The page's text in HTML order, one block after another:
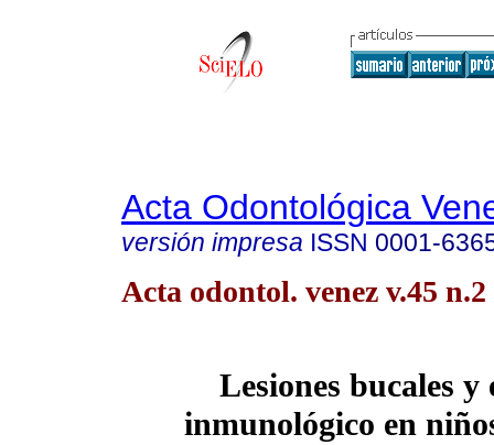
Acta Odontológica
versión impresa ISSN 0001-
Acta odontol. venez v.45
Lesiones bucales y
inmunológico en